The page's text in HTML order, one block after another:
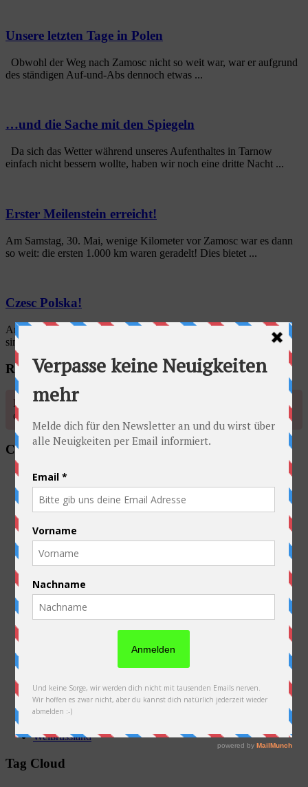
Unsere letzten Tage in Polen
Obwohl der Weg nach Zamosc nicht so weit war, war er aufgrund
des ständigen Auf-und-Abs dennoch etwas ...
…und die Sache mit den Spiegeln
Da sich das Wetter während unseres Aufenthaltes in Tarnow
einfach nicht bessern wollte, haben wir noch eine dritte Nacht ...
Erster Meilenstein erreicht!
Am Samstag, 30. Mai, wenige Kilometer vor Zamosc war es dann
so weit: die ersten 1.000 km waren geradelt! Dies bietet ...
Czesc Polska!
Am Sonntag haben wir also die Slowakei hinter uns gelassen und
sind die ersten Kilometer in Polen gefahren. Obwohl das Wetter ...
Radschlag auf Facebook
No account found, Please enter the account ID available in the
dashboard
Categories
Allgemein
Ausrüstung
Australien
Belgien
China
Deutschland
Frankreich
Kasachstan
Laos
Neuseeland
Slowakei
Thailand
Ukraine
Weißrussland
Tag Cloud